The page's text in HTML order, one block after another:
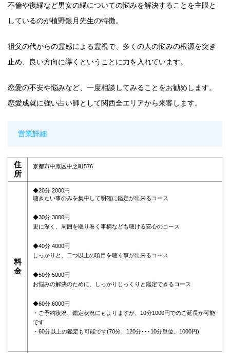
不倫や復縁など男女の縁についての悩みを解決することを主眼と
しているのが植野銀月先生の特徴。
祖父の代からの霊感による霊視で、多くの人の悩みの根源を突き
止め、良い方向に導くということに力を入れています。
恋愛の不安や悩みなど、一度相談してみることをお勧めします。
恋愛成就に強い占い師として関西全エリアから来客します。
営業詳細
住
所
京都市中京区中之町576
料
金
◆20分 2000円
聴きたい事のみを集中して明確に鑑定が出来るコース
◆30分 3000円
更に深く、周囲を取り巻く事柄なども聴ける安心のコース
◆40分 4000円
しっかりと、二つ以上の項目を聴く事が出来るコース
◆50分 5000円
お悩みの解決のために、しっかりじっくりと鑑定できるコース
◆60分 6000円
・ご予約状況、鑑定状況にもよりますが、10分1000円でのご延長が可能
です
・60分以上の鑑定も可能です(70分、120分･･･10分単位、1000円)